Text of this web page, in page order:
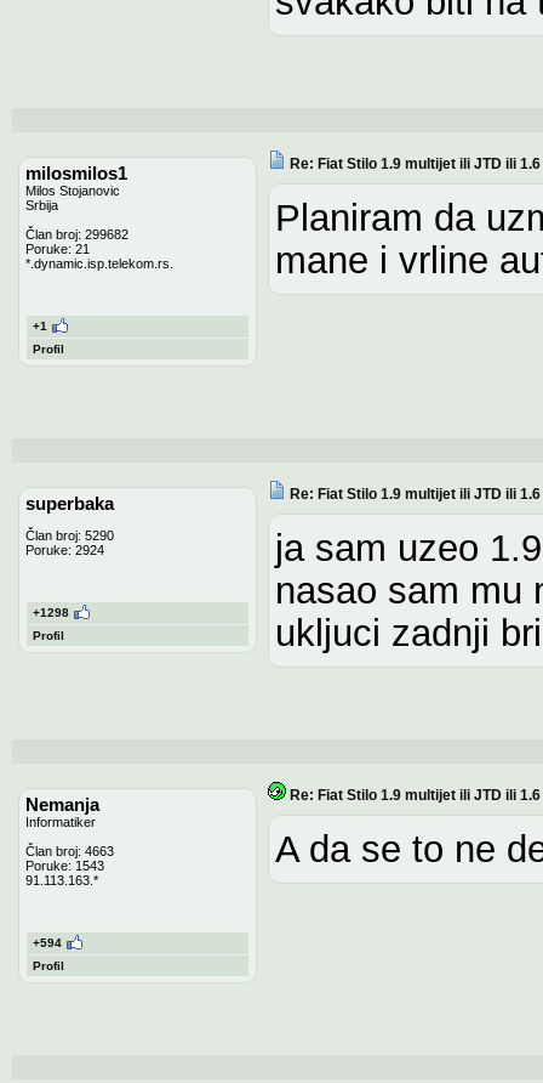
milosmilos1
Milos Stojanovic
Srbija
Član broj: 299682
Poruke: 21
*.dynamic.isp.telekom.rs.
+1
Profil
Re: Fiat Stilo 1.9 multijet ili JTD ili
Planiram da
mane i vrline
superbaka
Član broj: 5290
Poruke: 2924
+1298
Profil
Re: Fiat Stilo 1.9 multijet ili JTD ili
ja sam uzeo
nasao sam mu
ukljuci zadnji
Nemanja
Informatiker
Član broj: 4663
Poruke: 1543
91.113.163.*
+594
Profil
Re: Fiat Stilo 1.9 multijet ili JTD ili
A da se to ne